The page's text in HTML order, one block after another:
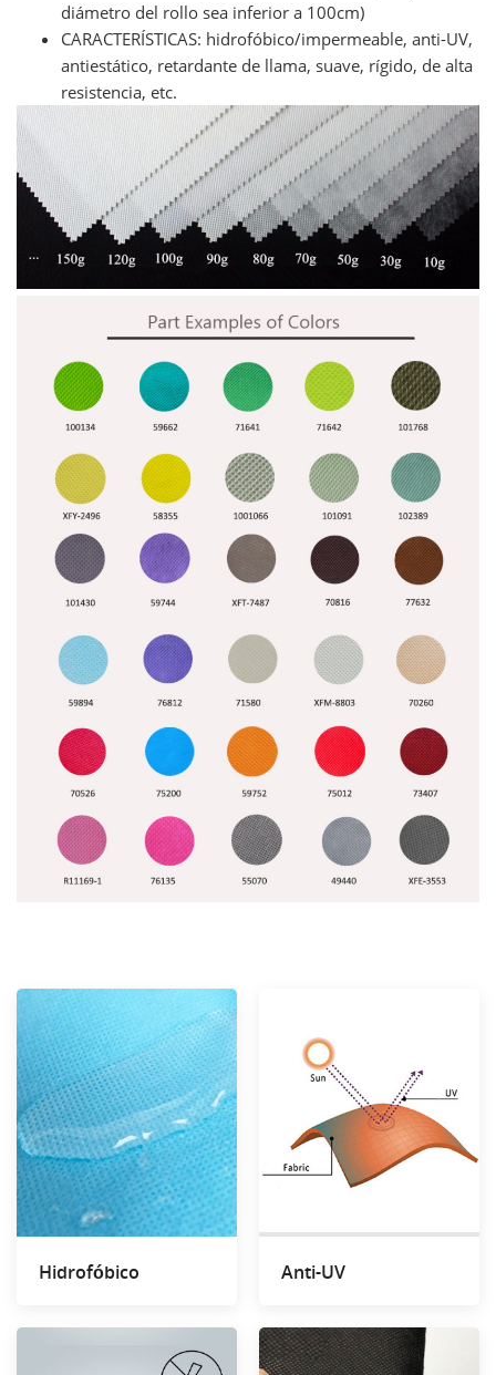
diámetro del rollo sea inferior a 100cm)
CARACTERÍSTICAS: hidrofóbico/impermeable, anti-UV,
antiestático, retardante de llama, suave, rígido, de alta
resistencia, etc.
Hidrofóbico Anti-UV